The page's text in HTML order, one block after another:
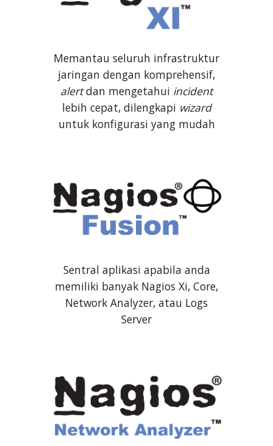
Memantau seluruh infrastruktur
jaringan dengan komprehensif,
alertdan mengetahui incident
lebih cepat, dilengkapi wizard
untuk konfigurasi yang mudah
Sentral aplikasi apabila anda
memiliki banyak Nagios Xi, Core,
Network Analyzer, atau Logs
Server